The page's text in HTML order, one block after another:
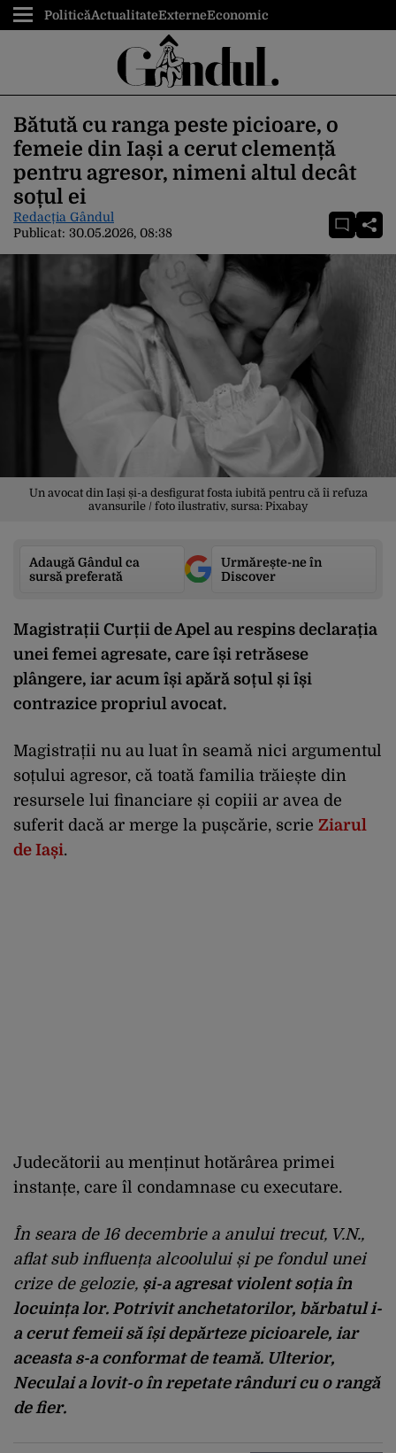
PoliticăActualitateExterneEconomic
Bătută cu ranga peste picioare, o
femeie din Iași a cerut clemență
pentru agresor, nimeni altul decât
soțul ei
Redacția Gândul
Publicat: 30.05.2026, 08:38
Un avocat din Iași și-a desfigurat fosta iubită pentru că îi refuza
avansurile / foto ilustrativ, sursa: Pixabay
Adaugă Gândul ca
sursă preferată
Urmărește-ne în
Discover
Magistrații Curții de Apel au respins declarația
unei femei agresate, care își retrăsese
plângere, iar acum își apără soțul și își
contrazice propriul avocat.
Magistrații nu au luat în seamă nici argumentul
soțului agresor, că toată familia trăiește din
resursele lui financiare și copiii ar avea de
suferit dacă ar merge la pușcărie, scrie Ziarul
de Iași.
Judecătorii au menținut hotărârea primei
instanțe, care îl condamnase cu executare.
În seara de 16 decembrie a anului trecut, V.N.,
aflat sub influența alcoolului și pe fondul unei
crize de gelozie, și-a agresat violent soția în
locuința lor. Potrivit anchetatorilor, bărbatul i-
a cerut femeii să își depărteze picioarele, iar
aceasta s-a conformat de teamă. Ulterior,
Neculai a lovit-o în repetate rânduri cu o rangă
de fier.